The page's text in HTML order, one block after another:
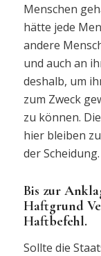
Menschen
hätte jede
andere
und auch an
deshalb, um
zum Zweck
zu können.
hier bleiben
der Scheidung.
Bis zur
Haftgrund
Haftbefehl.
Sollte die